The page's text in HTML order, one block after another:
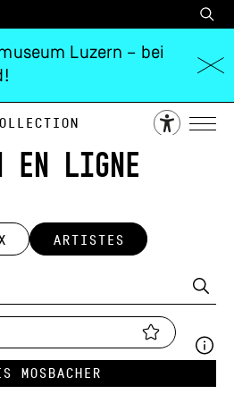
Luzern – bei
EN LIGNE
ARTISTES
Mosbacher